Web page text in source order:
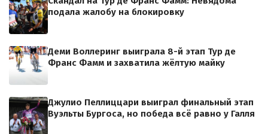
подала жалобу на блокировку
Деми Воллеринг выиграла 8-й этап Тур де
Франс Фамм и захватила жёлтую майку
Джулио Пеллиццари выиграл финальный этап
Вуэльты Бургоса, но победа всё равно у Галля